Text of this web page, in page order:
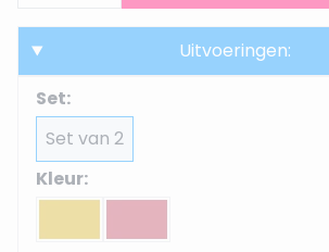
Uitvoeringen:
Set:
Set van 2
Kleur: